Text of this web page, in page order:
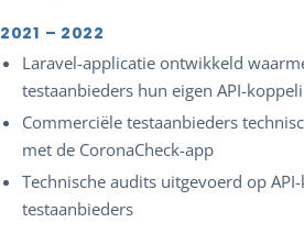
2021 – 2022
Laravel-applicatie ontwikkeld
testaanbieders hun eigen API-
Commerciële testaanbieders
met de CoronaCheck-app
Technische audits uitgevoerd op
testaanbieders